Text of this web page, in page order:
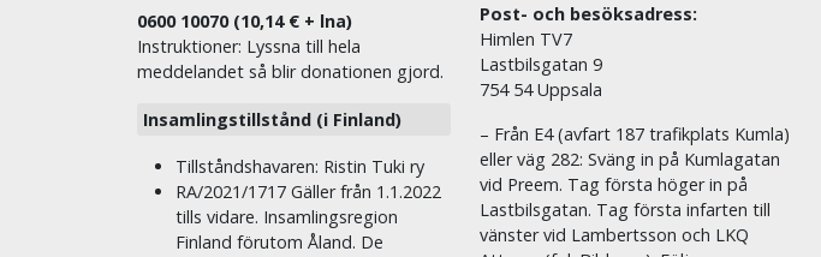
0600 10070 (10,14 € + lna)
Instruktioner: Lyssna till hela
meddelandet så blir donationen gjord.
Insamlingstillstånd (i Finland)
Tillståndshavaren: Ristin Tuki ry
RA/2021/1717 Gäller från 1.1.2022
tills vidare. Insamlingsregion
Finland förutom Åland. De
Post- och besöksadress:
Himlen TV7
Lastbilsgatan 9
754 54 Uppsala
– Från E4 (avfart 187 trafikplats Kumla)
eller väg 282: Sväng in på Kumlagatan
vid Preem. Tag första höger in på
Lastbilsgatan. Tag första infarten till
vänster vid Lambertsson och LKQ